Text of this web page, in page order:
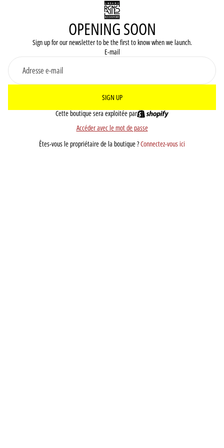
OPENING SOON
Sign up for our newsletter to be the first to know when we launch.
E-mail
SIGN UP
Cette boutique sera exploitée par
Accéder avec le mot de passe
Êtes-vous le propriétaire de la boutique ?Connectez-vous ici